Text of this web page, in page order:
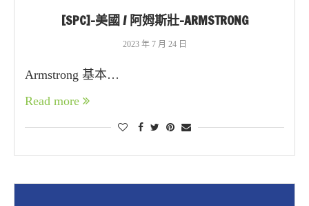
[SPC]-美國 / 阿姆斯壯-ARMSTRONG
2023 年 7 月 24 日
Armstrong 基本…
Read more